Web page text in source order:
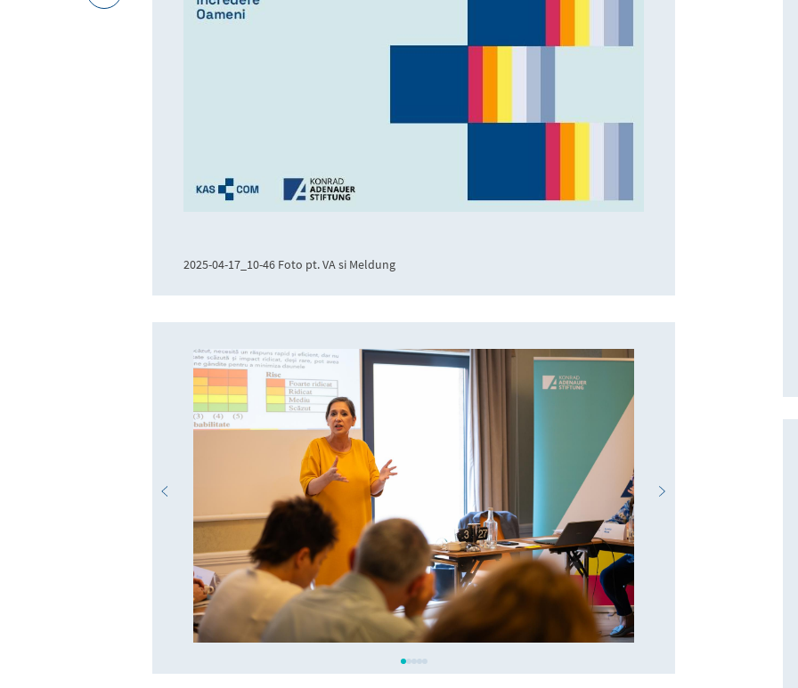
2025-04-17_10-46 Foto pt. VA si Meldung